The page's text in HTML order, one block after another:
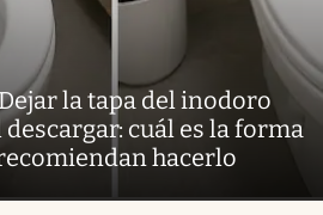
la tapa del inodoro
cuál es la forma
hacerlo